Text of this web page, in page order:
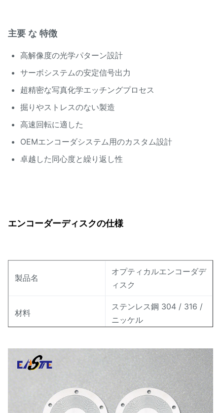
主要 な 特徴
高解像度の光学パターン設計
サーボシステムの安定信号出力
超精密な写真化学エッチングプロセス
掘りやストレスのない製造
高速回転に適した
OEMエンコーダシステム用のカスタム設計
卓越した同心度と繰り返し性
エンコーダーディスクの仕様
製品名
オプティカルエンコーダデ
ィスク
材料
ステンレス鋼 304 / 316 /
ニッケル
許容性 ±0.003 ±0.01 mm
最小線幅 0.01mm
適用する ロータリー・エンコーダー